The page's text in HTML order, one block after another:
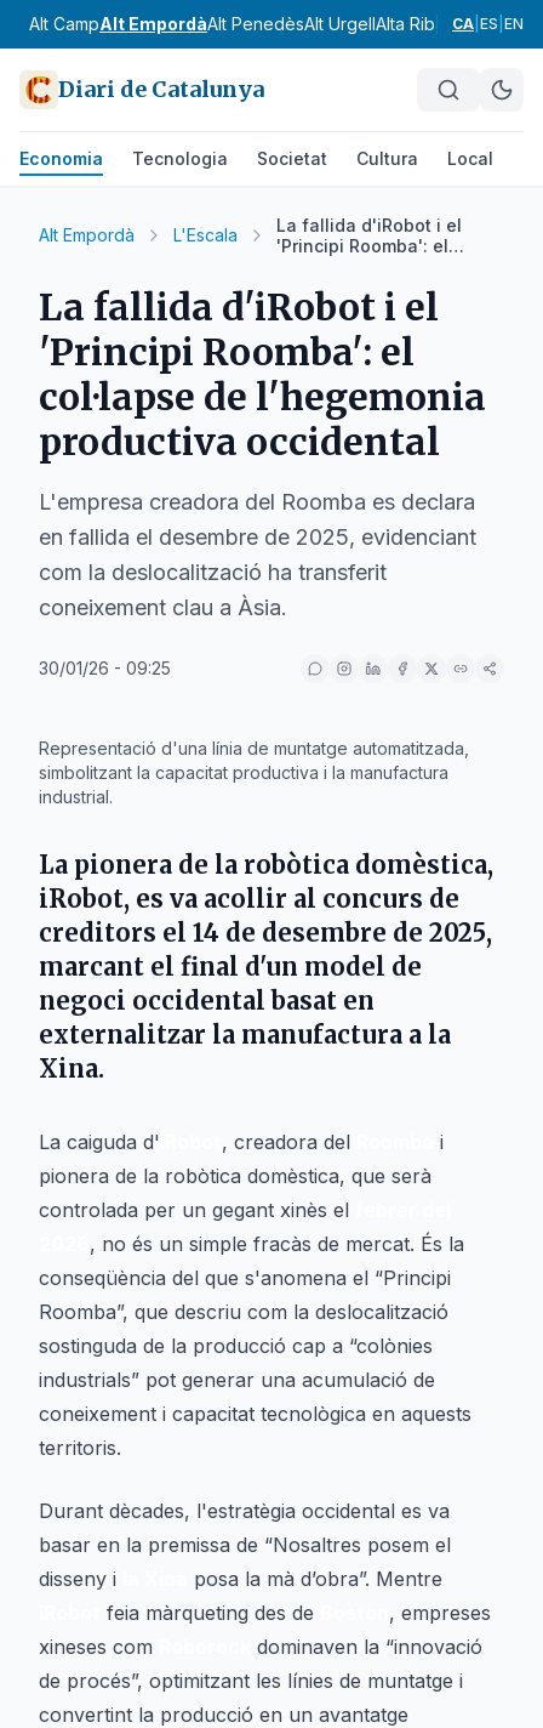
Alt CampAlt EmpordàAlt PenedèsAlt UrgellAlta RibagorçaAnoia
CA ES EN
Diari de Catalunya
Economia Tecnologia Societat Cultura Local
Alt Empordà L'Escala
La fallida d'iRobot i el
'Principi Roomba': el
productiva occidental
La fallida d'iRobot i el
'Principi Roomba': el
col·lapse de l'hegemonia
productiva occidental
L'empresa creadora del Roomba es declara
en fallida el desembre de 2025, evidenciant
com la deslocalització ha transferit
coneixement clau a Àsia.
30/01/26 - 09:25
Representació d'una línia de muntatge automatitzada,
simbolitzant la capacitat productiva i la manufactura
industrial.
La pionera de la robòtica domèstica,
iRobot, es va acollir al concurs de
creditors el 14 de desembre de 2025,
marcant el final d'un model de
negoci occidental basat en
externalitzar la manufactura a la
Xina.
La caiguda d' , creadora del
i
pionera de la robòtica domèstica, que serà
controlada per un gegant xinès el
, no és un simple fracàs de mercat. És la
conseqüència del que s'anomena el “Principi
Roomba”, que descriu com la deslocalització
sostinguda de la producció cap a “colònies
industrials” pot generar una acumulació de
coneixement i capacitat tecnològica en aquests
territoris.
Durant dècades, l'estratègia occidental es va
basar en la premissa de “Nosaltres posem el
disseny i
posa la mà d’obra”. Mentre
feia màrqueting des de
, empreses
xineses com
dominaven la “innovació
de procés”, optimitzant les línies de muntatge i
convertint la producció en un avantatge